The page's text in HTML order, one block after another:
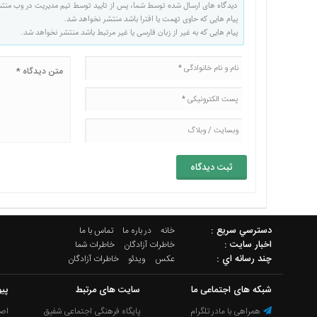
دیدگاه های ارسال شده توسط شما، پس از تایید توسط تیم مدیریت در وب
پیام هایی که حاوی تهمت یا افترا باشد منتشر نخواهد شد.
پیام هایی که به غیر از زبان فارسی یا غیر مرتبط باشد منتشر نخواهد شد.
دسترسي سريع : خانه در باره ما تماس با ما
اخبار سایت : خاطرات آزادگان خاطرات شما
چند رسانه اي : عکس ویدئو خاطرات آزادگان
شبکه های اجتماعی ما
همراهی با مادر تلگرام
سایت های مرتبط
پایگاه فرهنگی اجتماعی شفیق